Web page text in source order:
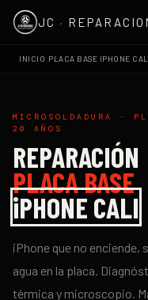
JC ·
INICIO PLACA BASE IPHONE
MICROSOLDADURA ·
20 AÑOS
REPARACIÓN
PLACA BASE
iPHONE CALI
iPhone que no enciende,
agua en la placa.
térmica y microscopio.